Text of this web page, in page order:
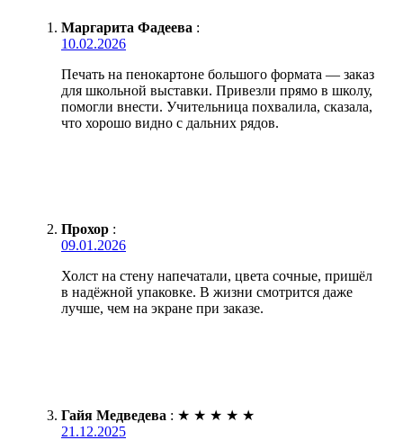
Маргарита Фадеева :
10.02.2026
Печать на пенокартоне большого формата — заказ
для школьной выставки. Привезли прямо в школу,
помогли внести. Учительница похвалила, сказала,
что хорошо видно с дальних рядов.
Прохор :
09.01.2026
Холст на стену напечатали, цвета сочные, пришёл
в надёжной упаковке. В жизни смотрится даже
лучше, чем на экране при заказе.
Гайя Медведева : ★ ★ ★ ★ ★
21.12.2025